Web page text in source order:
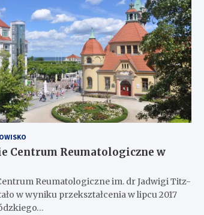
Centrum Reumatologiczne w
Reumatologiczne im. dr Jadwigi Titz-
w wyniku przekształcenia w lipcu 2017